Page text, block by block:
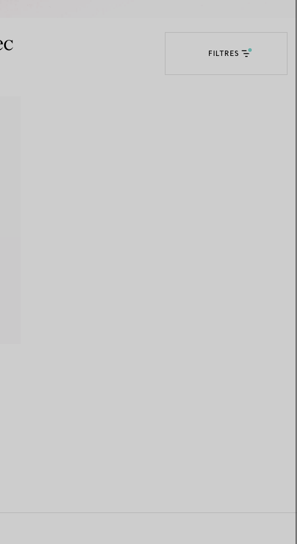
FILTRES